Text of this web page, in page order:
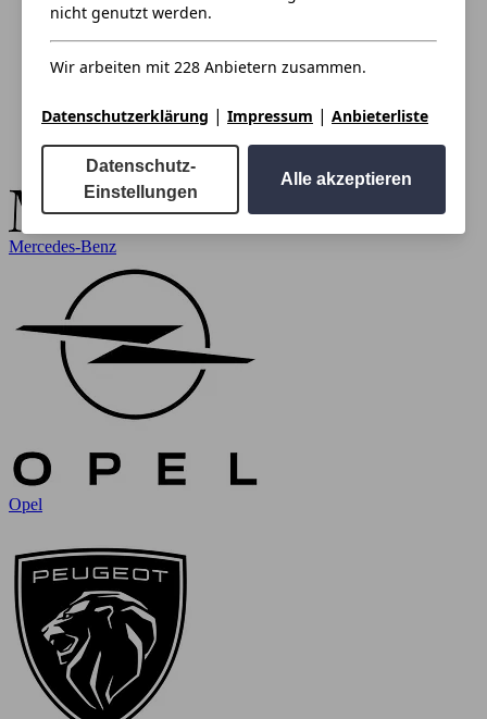
Mercedes-Benz
Opel
nicht genutzt werden.
Wir arbeiten mit 228 Anbietern zusammen.
Datenschutzerklärung | Impressum | Anbieterliste
Datenschutz-
Einstellungen
Alle akzeptieren